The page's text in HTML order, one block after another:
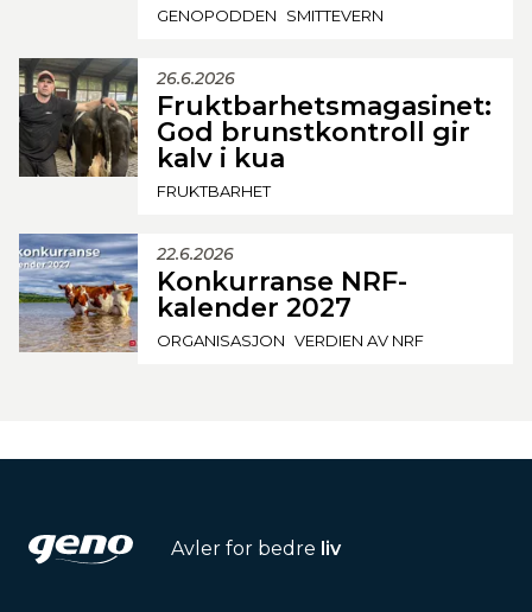
GENOPODDEN SMITTEVERN
26.6.2026
Fruktbarhetsmagasinet:
God brunstkontroll gir
kalv i kua
FRUKTBARHET
22.6.2026
Konkurranse NRF-
kalender 2027
ORGANISASJON VERDIEN AV NRF
Avler for bedre liv